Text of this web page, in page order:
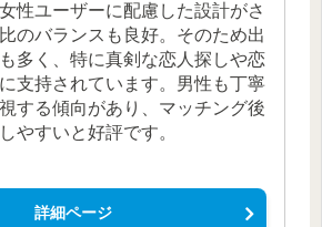
性ユーザーに配慮した設計がさ
のバランスも良好。そのため出
多く、特に真剣な恋人探しや恋
支持されています。男性も丁寧
する傾向があり、マッチング後
やすいと好評です。
詳細ページ